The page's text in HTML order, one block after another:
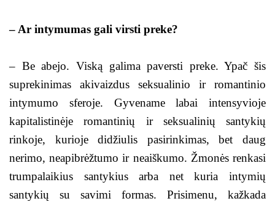
– Ar intymumas gali virsti preke?
– Be abejo. Viską galima paversti preke. Ypač šis
suprekinimas akivaizdus seksualinio ir romantinio
intymumo sferoje. Gyvename labai intensyvioje
kapitalistinėje romantinių ir seksualinių santykių
rinkoje, kurioje didžiulis pasirinkimas, bet daug
nerimo, neapibrėžtumo ir neaiškumo. Žmonės renkasi
trumpalaikius santykius arba net kuria intymių
santykių su savimi formas. Prisimenu, kažkada